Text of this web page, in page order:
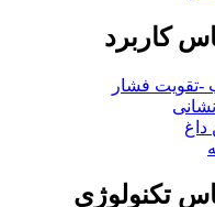
کاربرد
-تقویت فشار
تکنولوژی